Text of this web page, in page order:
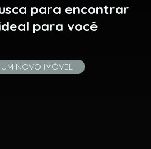
para encontrar
para você
NOVO IMÓVEL